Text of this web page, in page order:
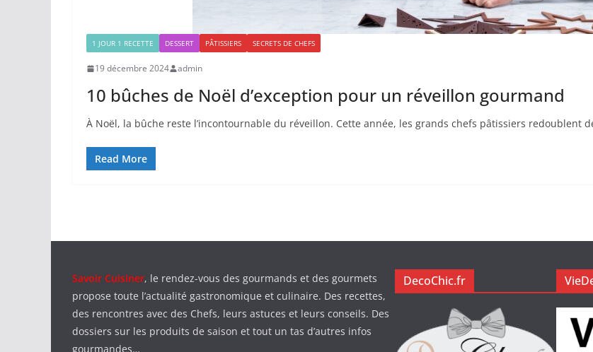
1 JOUR 1 RECETTE DESSERT PÂTISSIERS SECRETS DE CHEFS
19 décembre 2024 admin
10 bûches de Noël d’exception pour un réveillon gourmand
À Noël, la bûche reste l’incontournable du réveillon. Cette année, les grands chefs pâtissiers redoublent
Read More
Savoir Cuisiner, le rendez-vous des gourmands et des gourmets
propose toute l’actualité gastronomique et culinaire. Des recettes,
des rencontres avec des Chefs, leurs astuces et leurs conseils. Des
dossiers sur les produits de saison et tout un tas d’autres infos
gourmandes…
DecoChic.fr